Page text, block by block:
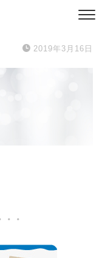
2019年3月16日